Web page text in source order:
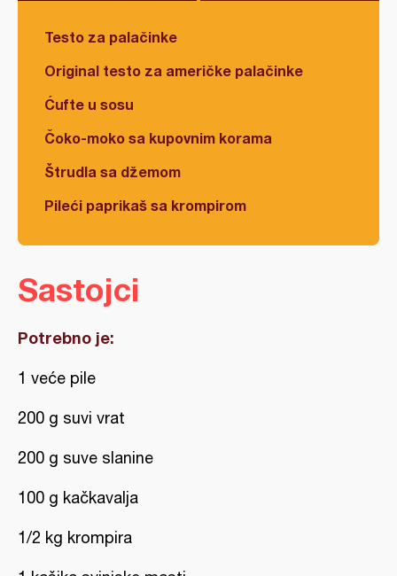
Testo za palačinke
Original testo za američke palačinke
Ćufte u sosu
Čoko-moko sa kupovnim korama
Štrudla sa džemom
Pileći paprikaš sa krompirom
Sastojci
Potrebno je:
1 veće pile
200 g suvi vrat
200 g suve slanine
100 g kačkavalja
1/2 kg krompira